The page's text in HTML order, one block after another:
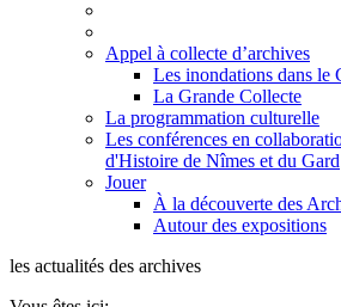
Appel à collecte d’archives
Les inondations dans le
La Grande Collecte
La programmation culturelle
Les conférences en
d'Histoire de Nîmes et du Gard
Jouer
À la découverte des
Autour des expositions
les actualités des archives